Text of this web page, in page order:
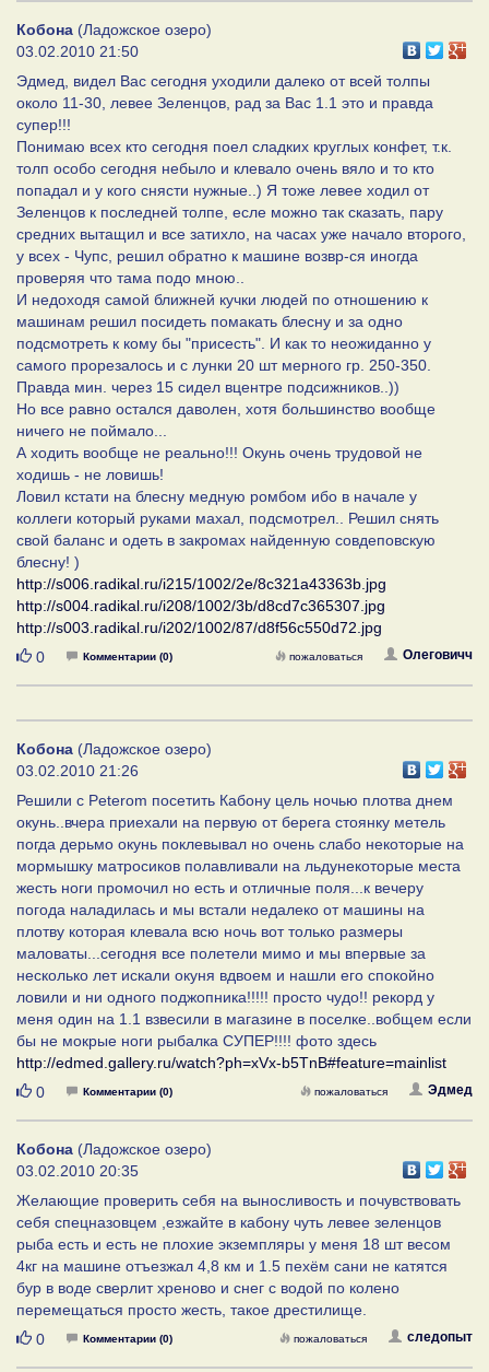
Кобона (Ладожское озеро)
03.02.2010 21:50
Эдмед, видел Вас сегодня уходили далеко от всей толпы
около 11-30, левее Зеленцов, рад за Вас 1.1 это и правда
супер!!!
Понимаю всех кто сегодня поел сладких круглых конфет, т.к.
толп особо сегодня небыло и клевало очень вяло и то кто
попадал и у кого снясти нужные..) Я тоже левее ходил от
Зеленцов к последней толпе, есле можно так сказать, пару
средних вытащил и все затихло, на часах уже начало второго,
у всех - Чупс, решил обратно к машине возвр-ся иногда
проверяя что тама подо мною..
И недоходя самой ближней кучки людей по отношению к
машинам решил посидеть помакать блесну и за одно
подсмотреть к кому бы "присесть". И как то неожиданно у
самого прорезалось и с лунки 20 шт мерного гр. 250-350.
Правда мин. через 15 сидел вцентре подсижников..))
Но все равно остался даволен, хотя большинство вообще
ничего не поймало...
А ходить вообще не реально!!! Окунь очень трудовой не
ходишь - не ловишь!
Ловил кстати на блесну медную ромбом ибо в начале у
коллеги который руками махал, подсмотрел.. Решил снять
свой баланс и одеть в закромах найденную совдеповскую
блесну! )
http://s006.radikal.ru/i215/1002/2e/8c321a43363b.jpg
http://s004.radikal.ru/i208/1002/3b/d8cd7c365307.jpg
http://s003.radikal.ru/i202/1002/87/d8f56c550d72.jpg
Нравится
0 Комментарии (0) Олеговичч
пожаловаться
Кобона (Ладожское озеро)
03.02.2010 21:26
Решили с Peterom посетить Кабону цель ночью плотва днем
окунь..вчера приехали на первую от берега стоянку метель
погда дерьмо окунь поклевывал но очень слабо некоторые на
мормышку матросиков полавливали на льдунекоторые места
жесть ноги промочил но есть и отличные поля...к вечеру
погода наладилась и мы встали недалеко от машины на
плотву которая клевала всю ночь вот только размеры
маловаты...сегодня все полетели мимо и мы впервые за
несколько лет искали окуня вдвоем и нашли его спокойно
ловили и ни одного поджопника!!!!! просто чудо!! рекорд у
меня один на 1.1 взвесили в магазине в поселке..вобщем если
бы не мокрые ноги рыбалка СУПЕР!!!! фото здесь
http://edmed.gallery.ru/watch?ph=xVx-b5TnB#feature=mainlist
Нравится
0 Комментарии (0) Эдмед
пожаловаться
Кобона (Ладожское озеро)
03.02.2010 20:35
Желающие проверить себя на выносливость и почувствовать
себя спецназовцем ,езжайте в кабону чуть левее зеленцов
рыба есть и есть не плохие экземпляры у меня 18 шт весом
4кг на машине отъезжал 4,8 км и 1.5 пехём сани не катятся
бур в воде сверлит хреново и снег с водой по колено
перемещаться просто жесть, такое дрестилище.
Нравится
0 Комментарии (0) следопыт
пожаловаться